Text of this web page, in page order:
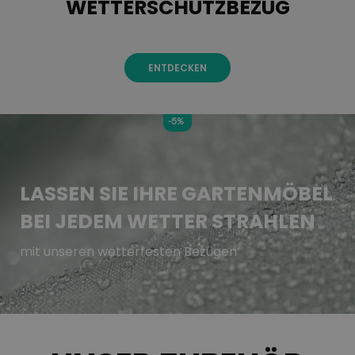
WETTERSCHUTZBEZUG
ENTDECKEN
-5%
LASSEN SIE IHRE GARTENMÖBEL
BEI JEDEM WETTER STRAHLEN
mit unseren wetterfesten Bezügen